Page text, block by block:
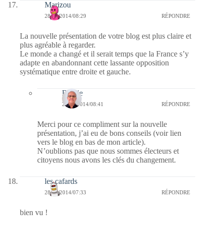
Marizou
28/07/2014/08:29 RÉPONDRE
La nouvelle présentation de votre blog est plus claire et
plus agréable à regarder.
Le monde a changé et il serait temps que la France s’y
adapte en abandonnant cette lassante opposition
systématique entre droite et gauche.
Bernie
28/07/2014/08:41 RÉPONDRE
Merci pour ce compliment sur la nouvelle
présentation, j’ai eu de bons conseils (voir lien
vers le blog en bas de mon article).
N’oublions pas que nous sommes électeurs et
citoyens nous avons les clés du changement.
les cafards
28/07/2014/07:33 RÉPONDRE
bien vu !